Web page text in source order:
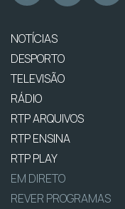
NOTÍCIAS
DESPORTO
TELEVISÃO
RÁDIO
RTP ARQUIVOS
RTP ENSINA
RTP PLAY
EM DIRETO
REVER PROGRAMAS